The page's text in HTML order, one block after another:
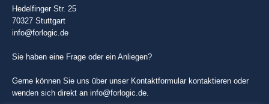
Hedelfinger Str. 25
70327 Stuttgart
info@forlogic.de
Sie haben eine Frage oder ein Anliegen?
Gerne können Sie uns über unser Kontaktformular kontaktieren oder
wenden sich direkt an info@forlogic.de.